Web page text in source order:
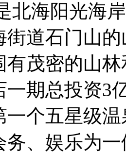
北海阳光海
街道石门山
有茂密的山
一期总投资3
一个五星级
务、娱乐为